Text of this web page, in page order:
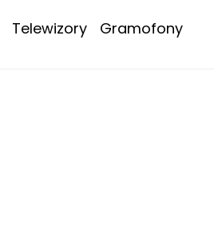
Telewizory Gramofony